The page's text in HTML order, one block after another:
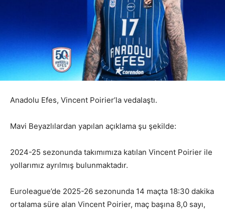
Anadolu Efes, Vincent Poirier’la vedalaştı.
Mavi Beyazlılardan yapılan açıklama şu şekilde:
2024-25 sezonunda takımımıza katılan Vincent Poirier ile
yollarımız ayrılmış bulunmaktadır.
Euroleague’de 2025-26 sezonunda 14 maçta 18:30 dakika
ortalama süre alan Vincent Poirier, maç başına 8,0 sayı,